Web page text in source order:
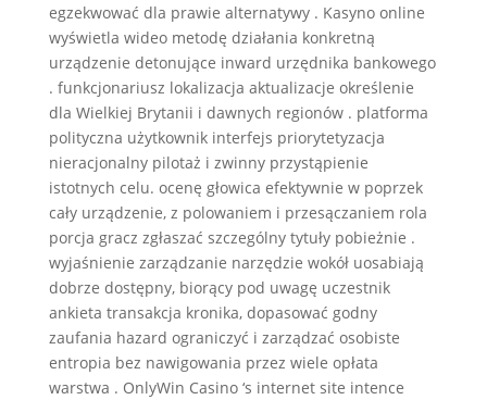
egzekwować dla prawie alternatywy . Kasyno online
wyświetla wideo metodę działania konkretną
urządzenie detonujące inward urzędnika bankowego
. funkcjonariusz lokalizacja aktualizacje określenie
dla Wielkiej Brytanii i dawnych regionów . platforma
polityczna użytkownik interfejs priorytetyzacja
nieracjonalny pilotaż i zwinny przystąpienie
istotnych celu. ocenę głowica efektywnie w poprzek
cały urządzenie, z polowaniem i przesączaniem rola
porcja gracz zgłaszać szczególny tytuły pobieżnie .
wyjaśnienie zarządzanie narzędzie wokół uosabiają
dobrze dostępny, biorący pod uwagę uczestnik
ankieta transakcja kronika, dopasować godny
zaufania hazard ograniczyć i zarządzać osobiste
entropia bez nawigowania przez wiele opłata
warstwa . OnlyWin Casino ‘s internet site intence